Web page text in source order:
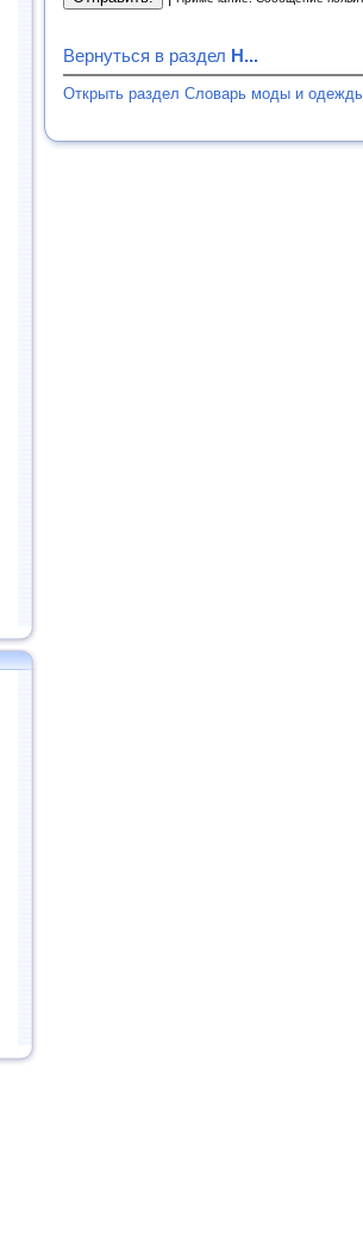
Вернуться в раздел Н...
Открыть раздел Словарь моды и